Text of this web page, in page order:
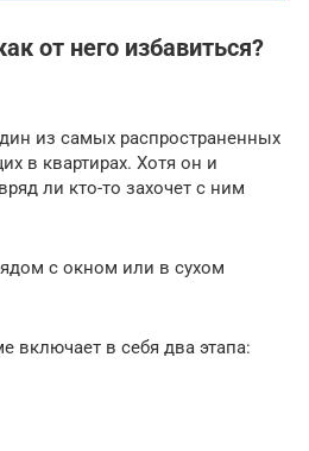
от него избавиться?
из самых распространенных
в квартирах. Хотя он и
ли кто-то захочет с ним
с окном или в сухом
включает в себя два этапа: